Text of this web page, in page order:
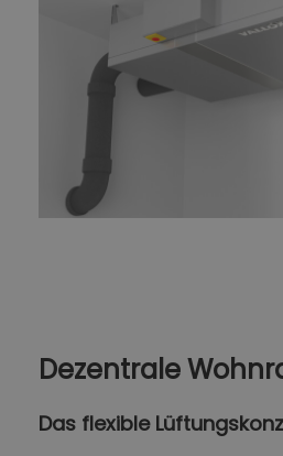
Dezentrale
Das flexible